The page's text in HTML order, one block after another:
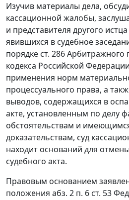
Изучив материалы дела,
кассационной жалобы,
и представителя другого
явившихся в судебное
порядке ст. 286Арбитражного
кодекса Российской
применения норм
процессуального права, а
выводов, содержащихся в
акте, установленным по делу
обстоятельствам и
доказательствам, суд
находит оснований для
судебного акта.
Правовым основанием
положения абз. 2 п. 6 ст. 53